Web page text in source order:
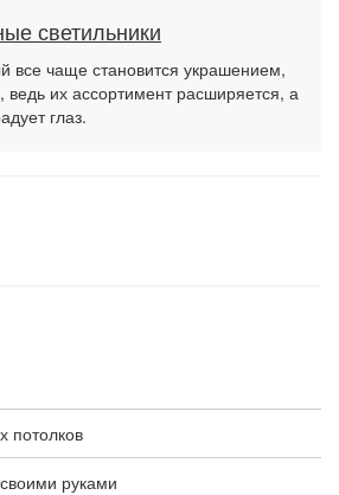
светильники
все чаще становится украшением,
их ассортимент расширяется, а
глаз.
потолков
руками